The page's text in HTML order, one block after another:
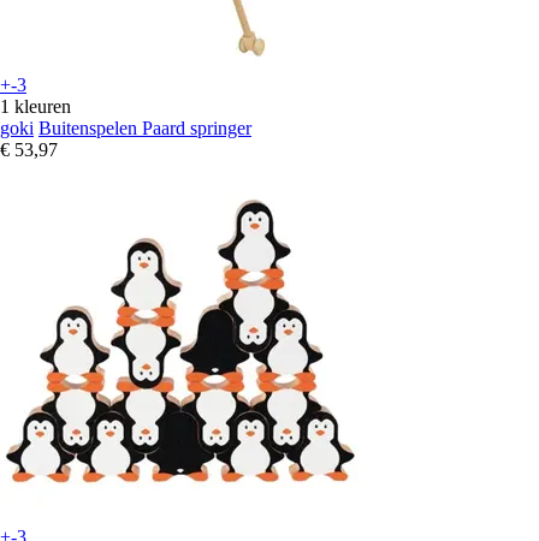
+-3
1 kleuren
goki Buitenspelen Paard springer
€ 53,97
+-3